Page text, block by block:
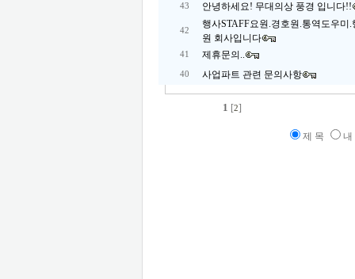
43 안녕하세요! 무대의상 풍경 입니다!!
42
행사STAFF요원.경호원.통역도우
원 회사입니다
41 제휴문의..
40 사업파트 관련 문의사항
1 [2]
제 목